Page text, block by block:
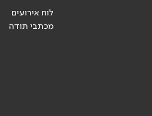
לוח אירועים
מכתבי תודה